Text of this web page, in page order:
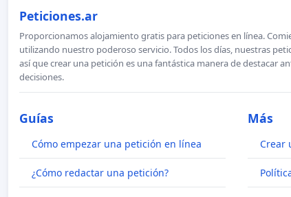
Peticiones.ar
Proporcionamos alojamiento gratis para peticiones en línea.
utilizando nuestro poderoso servicio. Todos los días, nuestras
así que crear una petición es una fantástica manera de destacar
decisiones.
Guías
Cómo empezar una petición en línea
¿Cómo redactar una petición?
Más
Crear